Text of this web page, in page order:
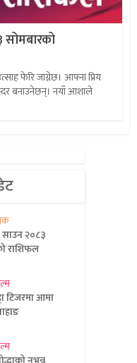
फेरि जाग्नेछ। आफ्ना प्रिय
बनाउनेछन्। नयाँ आशाले
२०८३
राशिफल
टिजरमा आमा